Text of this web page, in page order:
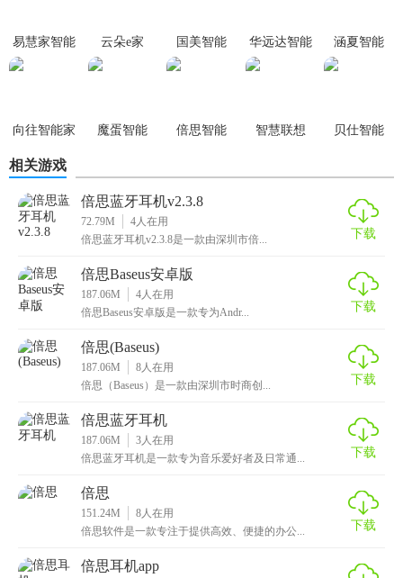
证用户数据的安全性。
3. 兼容性强：倍思智能兼容多种品牌和型号的智能设备，方
4. 智能化程度高：倍思智能采用先进的人工智能技术，能够
实现设备的自动识别、分类和推荐个性化的家居方案。
【倍思智能推荐】
倍思智能是一款优秀的智能家居管理软件，它能够为用户带
一款好用的智能家居管理软件，不妨试试倍思智能吧！
易慧家智能
云朵e家 国美智能
华远达智能
涵夏智能
向往智能家
魔蛋智能 倍思智能 智慧联想 贝仕智能
相关游戏
倍思蓝牙耳机v2.3.8
72.79M 4 人在用
倍思蓝牙耳机v2.3.8是一款由深圳市倍...
下载
倍思Baseus安卓版
187.06M 4 人在用
倍思Baseus安卓版是一款专为Andr...
下载
倍思(Baseus)
187.06M 8 人在用
倍思（Baseus）是一款由深圳市时商创...
下载
倍思蓝牙耳机
187.06M 3 人在用
倍思蓝牙耳机是一款专为音乐爱好者及日常通...
下载
倍思
151.24M 8 人在用
倍思软件是一款专注于提供高效、便捷的办公...
下载
倍思耳机app